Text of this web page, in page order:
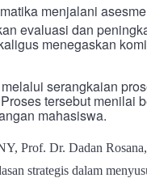
menjalani
evaluasi dan
menegaskan
serangkaian
tersebut
mahasiswa.
Prof. Dr. Dadan
strategis dalam